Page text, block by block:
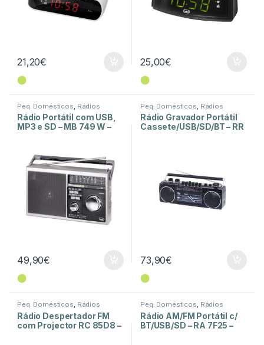
21,20€
⬤
25,00€
⬤
Peq. Domésticos Rádios
Rádio Portátil com USB,
MP3 e SD – MB 749 W –
49,90€
⬤
Peq. Domésticos Rádios
Rádio Gravador Portátil
Cassete/USB/SD/BT – RR
73,90€
⬤
Peq. Domésticos, Rádios
Rádio Despertador FM
com Projector RC 85D8 –
Peq. Domésticos, Rádios
Rádio AM/FM Portátil c/
BT/USB/SD – RA 7F25 –